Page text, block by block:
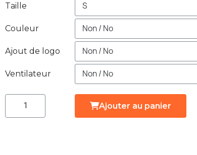
Taille
Couleur
Ajout de logo
Ventilateur
Ajouter au panier